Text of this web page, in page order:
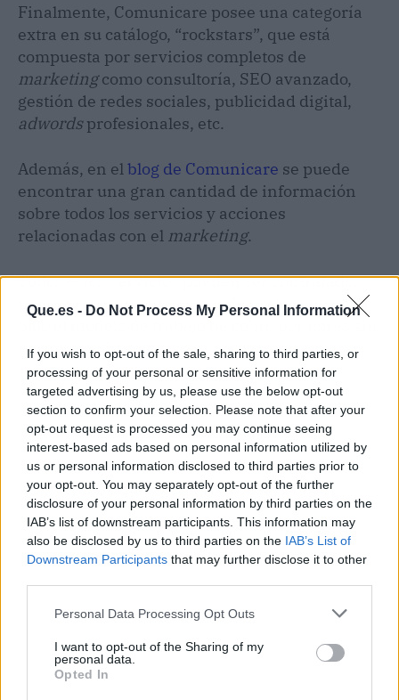
Que.es - Do Not Process My Personal Information
If you wish to opt-out of the sale, sharing to third parties, or
processing of your personal or sensitive information for
targeted advertising by us, please use the below opt-out
section to confirm your selection. Please note that after your
opt-out request is processed you may continue seeing
interest-based ads based on personal information utilized by
us or personal information disclosed to third parties prior to
your opt-out. You may separately opt-out of the further
disclosure of your personal information by third parties on the
IAB’s list of downstream participants. This information may
also be disclosed by us to third parties on the IAB’s List of
Downstream Participants that may further disclose it to other
Personal Data Processing Opt Outs
I want to opt-out of the Sharing of my
personal data.
Opted In
Finalmente, Comunicare posee una categoría
extra en su catálogo, “rockstars”, que está
compuesta por servicios completos de
marketingcomo consultoría, SEO avanzado,
gestión de redes sociales, publicidad digital,
adwordsprofesionales, etc.
Además, en elblog de Comunicare se puede
encontrar una gran cantidad de información
sobre todos los servicios y acciones
relacionadas con el marketing.
Todos estos servicios pueden ser contratados
por empresas y autónomos de cualquier sector
permanencia.
Publicidad